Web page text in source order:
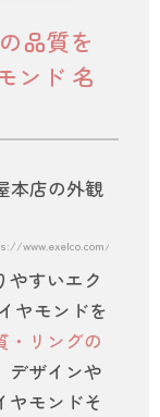
品質を
ンド 名
www.exelco.com/shop/
やすいエク
ヤモンドを
・リングの
デザインや
ヤモンドそ